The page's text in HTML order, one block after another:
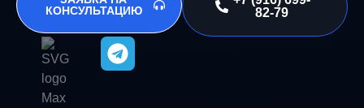
КОНСУЛЬТАЦИЮ
82-79